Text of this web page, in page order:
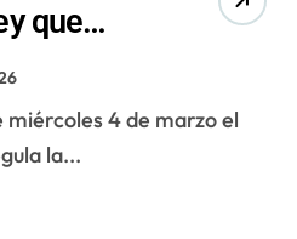
que
y
Núñez a
Araya
la...